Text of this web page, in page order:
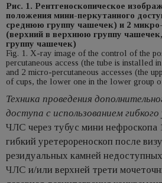
Рис. 1. Рентгеноскопическое
положения мини-перкутанного
среднюю группу чашечек) и 2
(верхний в верхнюю группу
группу чашечек)
Fig. 1. X-ray image of the control of the
percutaneous access (the tube is installed
and 2 micro-percutaneous accesses (the
of cups, the lower one in the lower group
Техника проведения
доступа с использованием
ЧЛС через тубус мини нефроскопа
гибкий уретерореноскоп после
резидуальных камней
ЧЛС и/или верхней трети